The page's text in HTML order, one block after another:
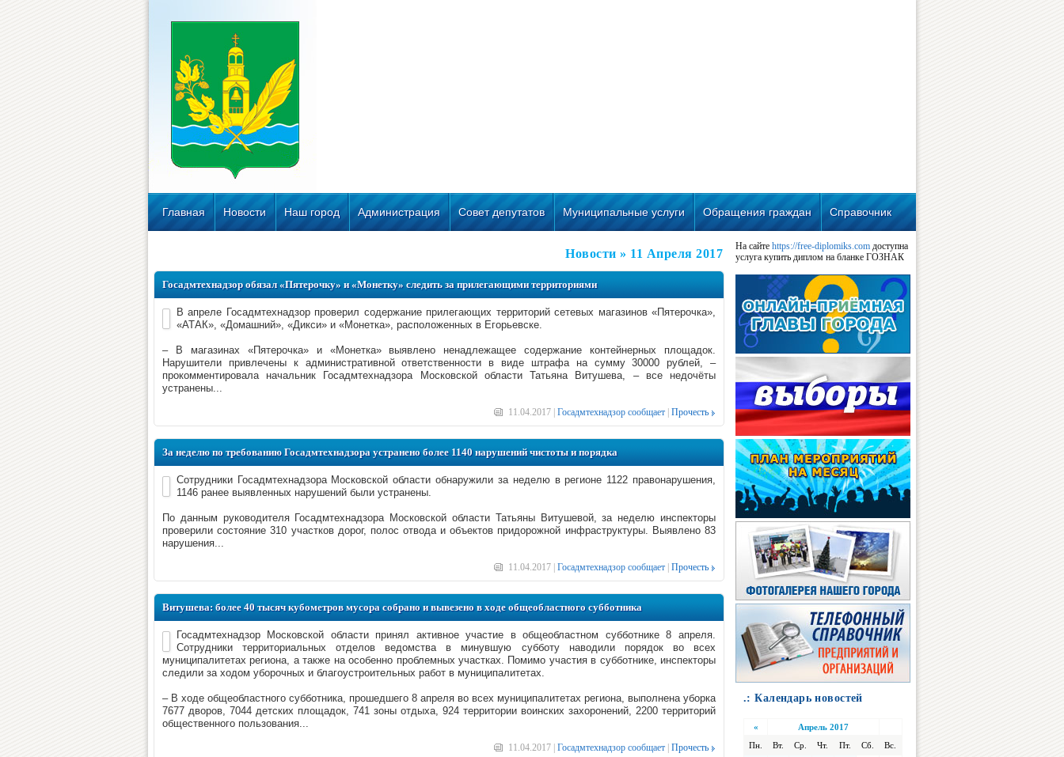
Главная Новости Наш город Администрация Совет депутатов Муниципальные услуги Обращения граждан Справочник
Новости » 11 Апреля 2017
Госадмтехнадзор обязал «Пятерочку» и «Монетку» следить за прилегающими территориями
В апреле Госадмтехнадзор проверил содержание прилегающих территорий сетевых магазинов «Пятерочка»,
«АТАК», «Домашний», «Дикси» и «Монетка», расположенных в Егорьевске.
– В магазинах «Пятерочка» и «Монетка» выявлено ненадлежащее содержание контейнерных площадок.
Нарушители привлечены к административной ответственности в виде штрафа на сумму 30000 рублей, –
прокомментировала начальник Госадмтехнадзора Московской области Татьяна Витушева, – все недочёты
устранены...
11.04.2017 | Госадмтехнадзор сообщает Прочесть
За неделю по требованию Госадмтехнадзора устранено более 1140 нарушений чистоты и порядка
Сотрудники Госадмтехнадзора Московской области обнаружили за неделю в регионе 1122 правонарушения,
1146 ранее выявленных нарушений были устранены.
По данным руководителя Госадмтехнадзора Московской области Татьяны Витушевой, за неделю инспекторы
проверили состояние 310 участков дорог, полос отвода и объектов придорожной инфраструктуры. Выявлено 83
нарушения...
11.04.2017 | Госадмтехнадзор сообщает Прочесть
Витушева: более 40 тысяч кубометров мусора собрано и вывезено в ходе общеобластного субботника
Госадмтехнадзор Московской области принял активное участие в общеобластном субботнике 8 апреля.
Сотрудники территориальных отделов ведомства в минувшую субботу наводили порядок во всех
муниципалитетах региона, а также на особенно проблемных участках. Помимо участия в субботнике, инспекторы
следили за ходом уборочных и благоустроительных работ в муниципалитетах.
– В ходе общеобластного субботника, прошедшего 8 апреля во всех муниципалитетах региона, выполнена уборка
7677 дворов, 7044 детских площадок, 741 зоны отдыха, 924 территории воинских захоронений, 2200 территорий
общественного пользования...
11.04.2017 | Госадмтехнадзор сообщает Прочесть
На сайте https://free-diplomiks.com доступна
услуга купить диплом на бланке ГОЗНАК
.: Календарь новостей
«
Апрель 2017
Пн.
Вт. Ср. Чт. Пт. Сб.
Вс.